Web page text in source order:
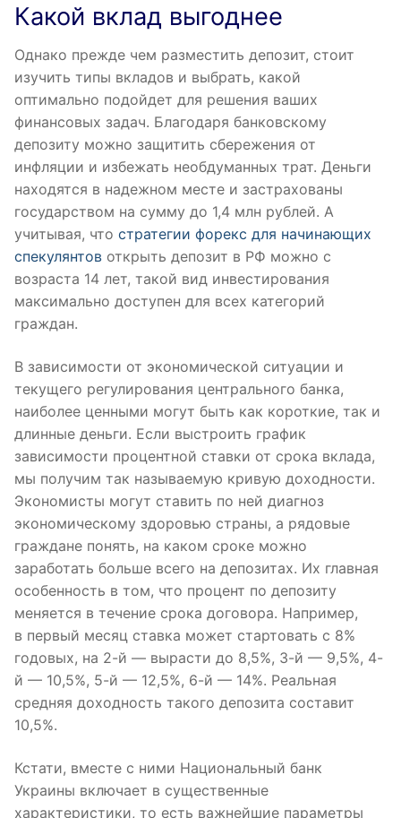
Какой вклад выгоднее
Однако прежде чем разместить депозит, стоит
изучить типы вкладов и выбрать, какой
оптимально подойдет для решения ваших
финансовых задач. Благодаря банковскому
депозиту можно защитить сбережения от
инфляции и избежать необдуманных трат. Деньги
находятся в надежном месте и застрахованы
государством на сумму до 1,4 млн рублей. А
учитывая, что стратегии форекс для начинающих
спекулянтов открыть депозит в РФ можно с
возраста 14 лет, такой вид инвестирования
максимально доступен для всех категорий
граждан.
В зависимости от экономической ситуации и
текущего регулирования центрального банка,
наиболее ценными могут быть как короткие, так и
длинные деньги. Если выстроить график
зависимости процентной ставки от срока вклада,
мы получим так называемую кривую доходности.
Экономисты могут ставить по ней диагноз
экономическому здоровью страны, а рядовые
граждане понять, на каком сроке можно
заработать больше всего на депозитах. Их главная
особенность в том, что процент по депозиту
меняется в течение срока договора. Например,
в первый месяц ставка может стартовать с 8%
годовых, на 2-й — вырасти до 8,5%, 3-й — 9,5%, 4-
й — 10,5%, 5-й — 12,5%, 6-й — 14%. Реальная
средняя доходность такого депозита составит
10,5%.
Кстати, вместе с ними Национальный банк
Украины включает в существенные
характеристики, то есть важнейшие параметры